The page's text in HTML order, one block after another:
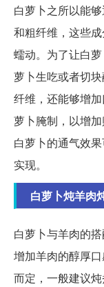
白萝卜之所以能
和粗纤维，这些
蠕动。为了让白
萝卜生吃或者切
纤维，还能够增
萝卜腌制，以增
白萝卜的通气效
实现。
白萝卜炖羊肉
白萝卜与羊肉的
增加羊肉的醇厚
而定，一般建议